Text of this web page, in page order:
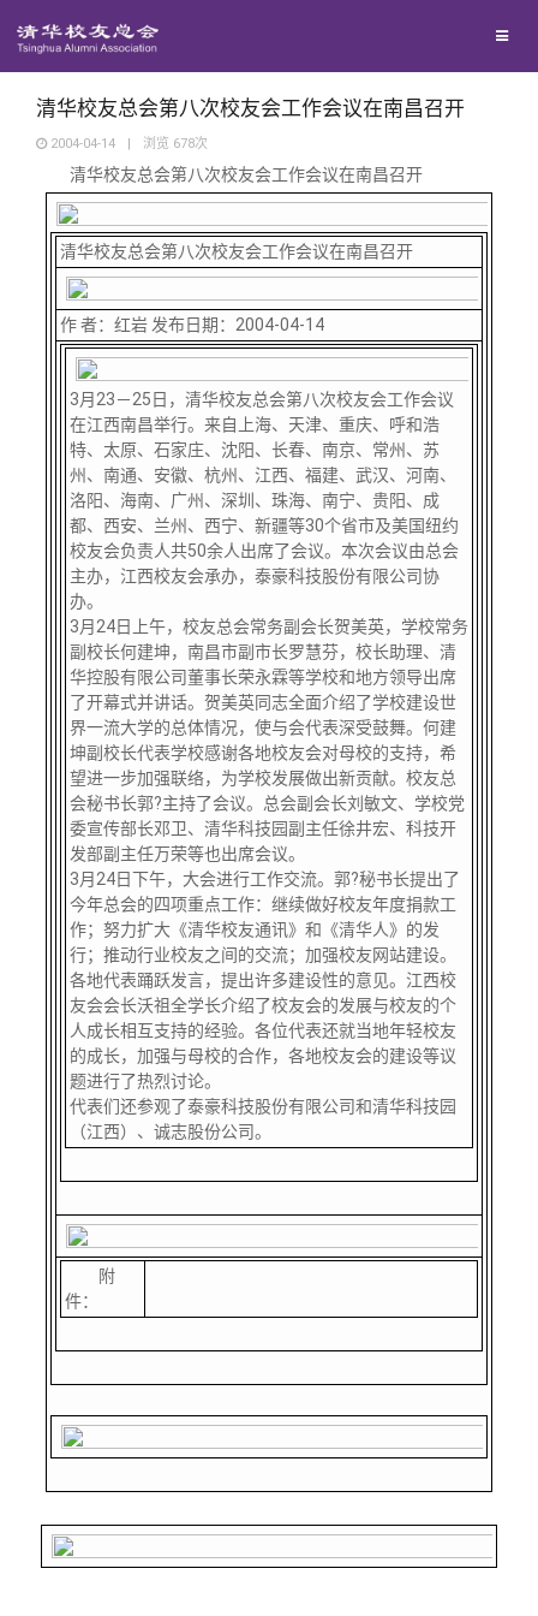
地区联络
年级联络
院系校友工作
专业委员会
兴趣群体
西南联大校友会
回馈母校
捐赠项目
捐赠新闻
捐赠纪事
捐赠方法
义工计划
媒体平台
《清华校友通讯》
《水木清华》
我要订阅
新媒体平台
百年清华
清华人物
清华故事
青春风采
校友文苑
校友讲坛
校友视界
校友服务
终身学习
信息化服务
三创大赛
实用信息
校友总会
总会简介
会长致辞
总会章程
理事会名单
制度法规
联系我们
关闭
清华校友总会第八次校友会工作会议在南昌召开
2004-04-14 | 浏览 678次
清华校友总会第八次校友会工作会议在南昌召开
清华校友总会第八次校友会工作会议在南昌召开
作 者：红岩 发布日期：2004-04-14
3月 23－25 日，清华校友总会第八次校友会工作会议
在江西南昌举行。来自上海、天津、重庆、呼和浩
特、太原、石家庄、沈阳、长春、南京、常州、苏
州、南通、安徽、杭州、江西、福建、武汉、河南、
洛阳、海南、广州、深圳、珠海、南宁、贵阳、成
都、西安、兰州、西宁、新疆等30个省市及美国纽约
校友会负责人共50余人出席了会议。本次会议由总会
主办，江西校友会承办，泰豪科技股份有限公司协
办。
3月 24日上午，校友总会常务副会长贺美英，学校常务
副校长何建坤，南昌市副市长罗慧芬，校长助理、清
华控股有限公司董事长荣永霖等学校和地方领导出席
了开幕式并讲话。贺美英同志全面介绍了学校建设世
界一流大学的总体情况，使与会代表深受鼓舞。何建
坤副校长代表学校感谢各地校友会对母校的支持，希
望进一步加强联络，为学校发展做出新贡献。校友总
会秘书长郭?主持了会议。总会副会长刘敏文、学校党
委宣传部长邓卫、清华科技园副主任徐井宏、科技开
发部副主任万荣等也出席会议。
3月 24日下午，大会进行工作交流。郭?秘书长提出了
今年总会的四项重点工作：继续做好校友年度捐款工
作；努力扩大《清华校友通讯》和《清华人》的发
行；推动行业校友之间的交流；加强校友网站建设。
各地代表踊跃发言，提出许多建设性的意见。江西校
友会会长沃祖全学长介绍了校友会的发展与校友的个
人成长相互支持的经验。各位代表还就当地年轻校友
的成长，加强与母校的合作，各地校友会的建设等议
题进行了热烈讨论。
代表们还参观了泰豪科技股份有限公司和清华科技园
（江西）、诚志股份公司。
附
件：